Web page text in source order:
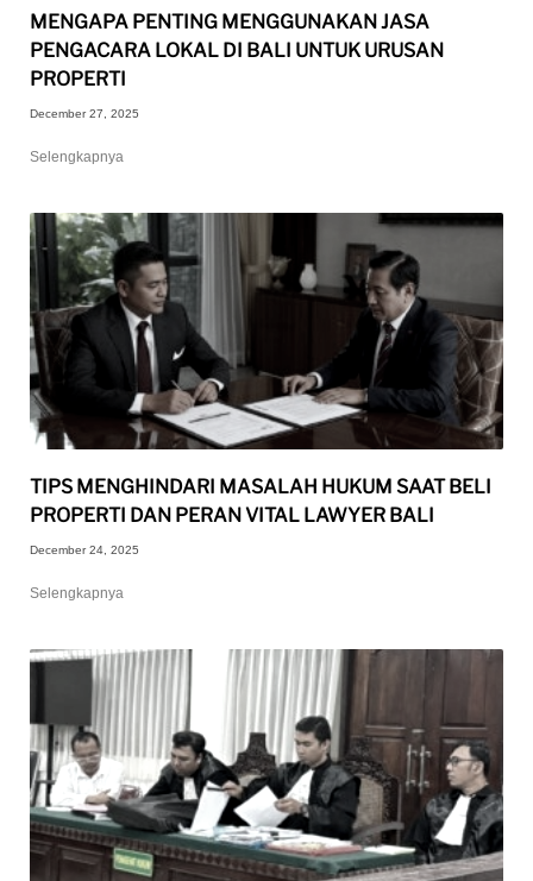
MENGAPA PENTING MENGGUNAKAN JASA
PENGACARA LOKAL DI BALI UNTUK URUSAN
PROPERTI
December 27, 2025
Selengkapnya
TIPS MENGHINDARI MASALAH HUKUM SAAT BELI
PROPERTI DAN PERAN VITAL LAWYER BALI
December 24, 2025
Selengkapnya